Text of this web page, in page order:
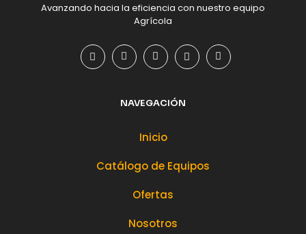
Avanzando hacia la eficiencia con nuestro equipo
Agrícola
NAVEGACIÓN
Inicio
Catálogo de Equipos
Ofertas
Nosotros